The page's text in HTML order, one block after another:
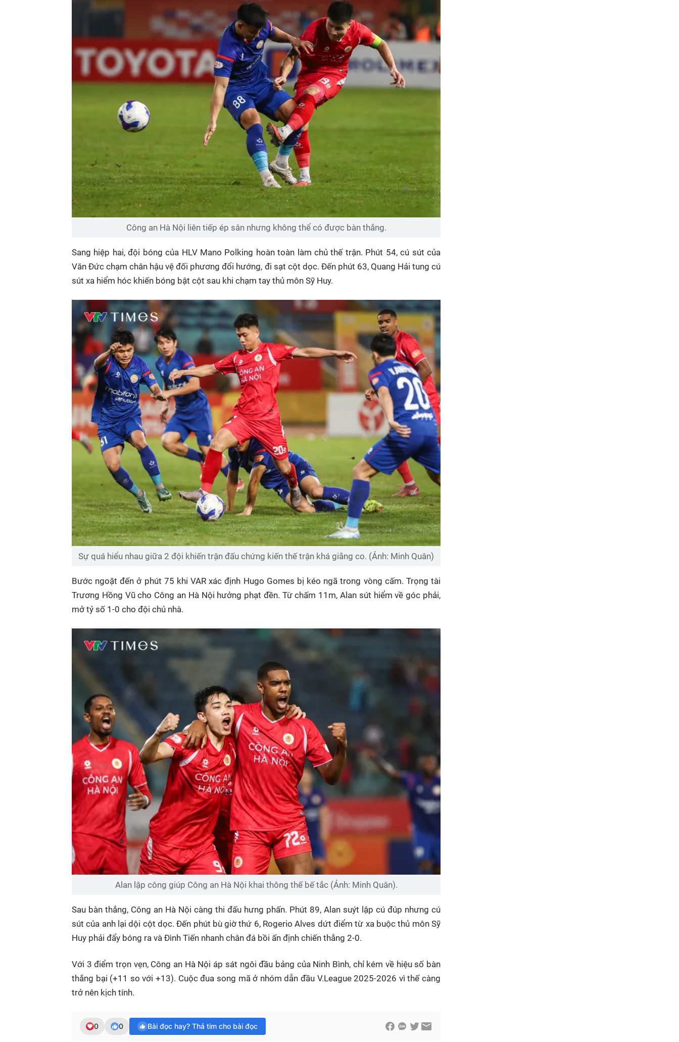
Công an Hà Nội liên tiếp ép sân nhưng không thể có được bàn thắng.
Sang hiệp hai, đội bóng của HLV Mano Polking hoàn toàn làm chủ thế trận. Phút 54, cú sút của
Văn Đức chạm chân hậu vệ đối phương đổi hướng, đi sạt cột dọc. Đến phút 63, Quang Hải tung cú
sút xa hiểm hóc khiến bóng bật cột sau khi chạm tay thủ môn Sỹ Huy.
Sự quá hiểu nhau giữa 2 đội khiến trận đấu chứng kiến thế trận khá giằng co. (Ảnh: Minh Quân)
Bước ngoặt đến ở phút 75 khi VAR xác định Hugo Gomes bị kéo ngã trong vòng cấm. Trọng tài
Trương Hồng Vũ cho Công an Hà Nội hưởng phạt đền. Từ chấm 11m, Alan sút hiểm về góc phải,
mở tỷ số 1-0 cho đội chủ nhà.
Alan lập công giúp Công an Hà Nội khai thông thế bế tắc (Ảnh: Minh Quân).
Sau bàn thắng, Công an Hà Nội càng thi đấu hưng phấn. Phút 89, Alan suýt lập cú đúp nhưng cú
sút của anh lại dội cột dọc. Đến phút bù giờ thứ 6, Rogerio Alves dứt điểm từ xa buộc thủ môn Sỹ
Huy phải đẩy bóng ra và Đình Tiến nhanh chân đá bồi ấn định chiến thắng 2-0.
Với 3 điểm trọn vẹn, Công an Hà Nội áp sát ngôi đầu bảng của Ninh Bình, chỉ kém về hiệu số bàn
thắng bại (+11 so với +13). Cuộc đua song mã ở nhóm dẫn đầu V.League 2025-2026 vì thế càng
trở nên kịch tính.
0 0 Bài đọc hay? Thả tim cho bài đọc